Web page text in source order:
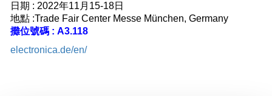
日期 : 2022年11月15-18日
地點 :Trade Fair Center Messe München, Germany
攤位號碼 : A3.118
electronica.de/en/